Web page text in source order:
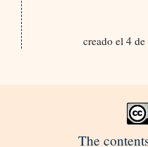
creado el 4
The